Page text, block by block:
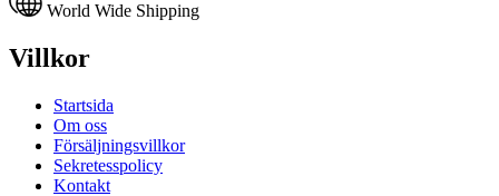
World Wide Shipping
Villkor
Startsida
Om oss
Försäljningsvillkor
Sekretesspolicy
Kontakt